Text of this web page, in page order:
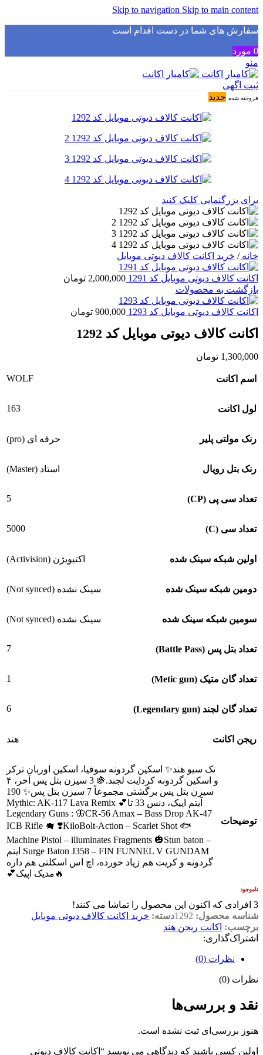
Skip to navigation Skip to main content
سفارش های شما در دست اقدام است✅
0 مورد
منو
ثبت اگهی
فروخته شده جدید
برای بزرگنمایی کلیک کنید
خانه/ خرید اکانت کالاف دیوتی موبایل
اکانت کالاف دیوتی موبایل کد 1291 2,000,000 تومان
بازگشت به محصولات
اکانت کالاف دیوتی موبایل کد 1293 900,000 تومان
اکانت کالاف دیوتی موبایل کد 1292
1,300,000 تومان
اسم اکانت WOLF
لول اکانت 163
رنک مولتی پلیر حرفه ای (pro)
رنک بتل رویال استاد (Master)
تعداد سی پی (CP) 5
تعداد سی (C) 5000
اولین شبکه سینک شده اکتیویژن (Activision)
دومین شبکه سینک شده سینک نشده (Not synced)
سومین شبکه سینک شده سینک نشده (Not synced)
تعداد بتل پس (Battle Pass) 7
تعداد گان متیک (Metic gun) 1
تعداد گان لجند (Legendary gun) 6
ریجن اکانت هند
توضیحات
تک سیو هند✨ اسکین گردونه سوفیا، اسکین اوربان ترکر
و اسکین گردونه کردایت لجند.🍇 3 سیزن بتل پس آخر، ۴
سیزن بتل پس برگشتی مجموعاً 7 سیزن بتل پس✨ 190
آیتم اپیک، دنس 33 تا💕 Mythic: AK-117 Lava Remix
Legendary Guns : 🦋CR-56 Amax – Bass Drop AK-47
ICB Rifle 🐗 ❣️KiloBolt-Action – Scarlet Shot 🐟
Machine Pistol – illuminates Fragments 🎃Stun baton –
Surge Baton J358 – FIN FUNNEL V GUNDAM ایتم
گردونه و کریت هم زیاد خورده، اچ اس اسکلتی هم داره
🔥مدیک اپیک💕
ناموجود
3 افرادی که اکنون این محصول را تماشا می کنند!
شناسه محصول: 1292دسته: خرید اکانت کالاف دیوتی موبایل
برچسب: اکانت ریجن هند
اشتراک‌گذاری:
نظرات (0)
نظرات (0)
نقد و بررسی‌ها
هنوز بررسی‌ای ثبت نشده است.
اولین کسی باشید که دیدگاهی می نویسد “اکانت کالاف دیوتی